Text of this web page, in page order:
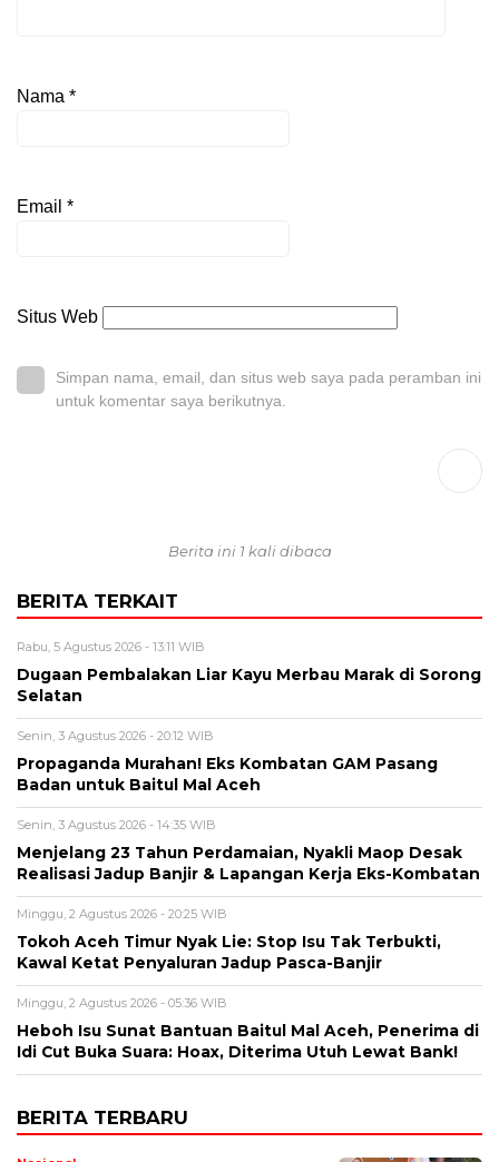
Nama *
Email *
Situs Web
Simpan nama, email, dan situs web saya pada peramban ini
untuk komentar saya berikutnya.
Berita ini 1 kali dibaca
BERITA TERKAIT
Rabu, 5 Agustus 2026 - 13:11 WIB
Dugaan Pembalakan Liar Kayu Merbau Marak di Sorong
Selatan
Senin, 3 Agustus 2026 - 20:12 WIB
Propaganda Murahan! Eks Kombatan GAM Pasang
Badan untuk Baitul Mal Aceh
Senin, 3 Agustus 2026 - 14:35 WIB
Menjelang 23 Tahun Perdamaian, Nyakli Maop Desak
Realisasi Jadup Banjir & Lapangan Kerja Eks-Kombatan
Minggu, 2 Agustus 2026 - 20:25 WIB
Tokoh Aceh Timur Nyak Lie: Stop Isu Tak Terbukti,
Kawal Ketat Penyaluran Jadup Pasca-Banjir
Minggu, 2 Agustus 2026 - 05:36 WIB
Heboh Isu Sunat Bantuan Baitul Mal Aceh, Penerima di
Idi Cut Buka Suara: Hoax, Diterima Utuh Lewat Bank!
BERITA TERBARU